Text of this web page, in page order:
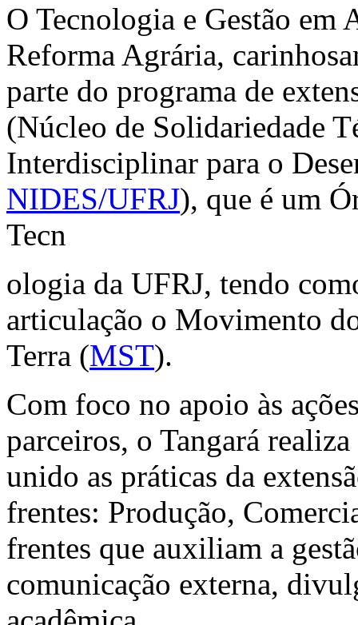
O Tecnologia e Gestão em
Reforma Agrária,
parte do programa de
(Núcleo de Solidariedade
Interdisciplinar para o
NIDES/UFRJ), que é um
Tecn
ologia da UFRJ, tendo
articulação o Movimento
Terra (MST).
Com foco no apoio às
parceiros, o Tangará
unido as práticas da
frentes: Produção,
frentes que auxiliam a
comunicação externa,